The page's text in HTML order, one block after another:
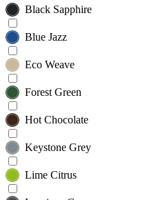
Black Sapphire
Blue Jazz
Eco Weave
Forest Green
Hot Chocolate
Keystone Grey
Lime Citrus